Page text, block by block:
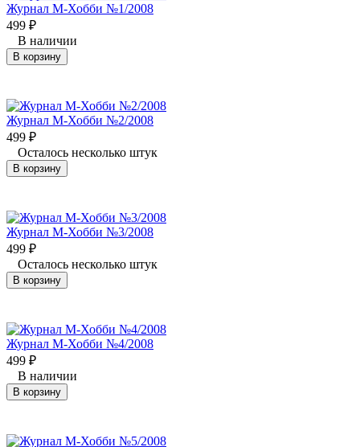
Журнал М-Хобби №1/2008
499 ₽
В наличии
В корзину
Журнал М-Хобби №2/2008
499 ₽
Осталось несколько штук
В корзину
Журнал М-Хобби №3/2008
499 ₽
Осталось несколько штук
В корзину
Журнал М-Хобби №4/2008
499 ₽
В наличии
В корзину